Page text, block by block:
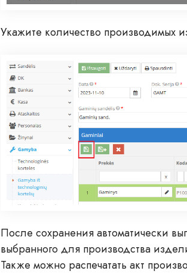
Укажите количество производимых
После сохранения автоматически
выбранного для производства
Также можно распечатать акт